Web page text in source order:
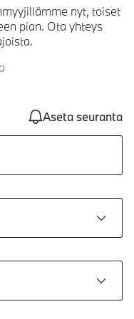
nyt, toiset
pian. Ota yhteys
Aseta seuranta